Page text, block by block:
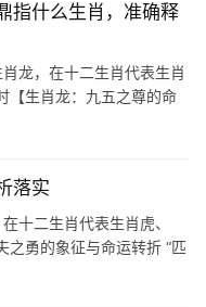
指什么生肖，准确释
龙，在十二生肖代表生肖
【生肖龙：九五之尊的命
来“飞龙在天”之运，29
落实
十二生肖代表生肖虎、
之勇的象征与命运转折 “匹
，天生威猛，但过刚易